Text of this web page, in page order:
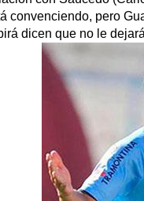
convenciendo, pero
dicen que no le